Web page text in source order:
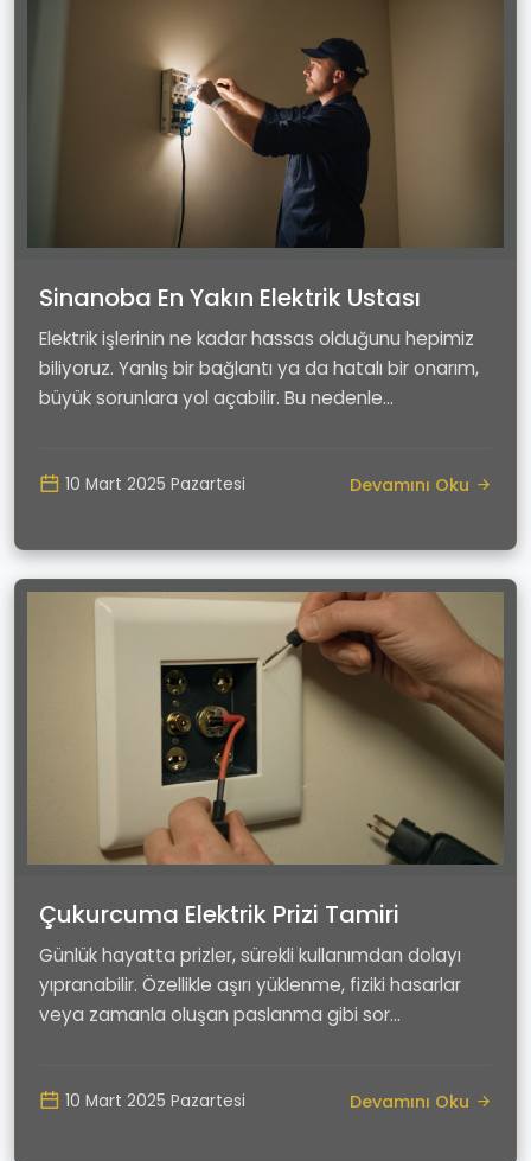
Sinanoba En Yakın Elektrik Ustası
Elektrik işlerinin ne kadar hassas olduğunu hepimiz
biliyoruz. Yanlış bir bağlantı ya da hatalı bir onarım,
büyük sorunlara yol açabilir. Bu nedenle...
10 Mart 2025 Pazartesi Devamını Oku
Çukurcuma Elektrik Prizi Tamiri
Günlük hayatta prizler, sürekli kullanımdan dolayı
yıpranabilir. Özellikle aşırı yüklenme, fiziki hasarlar
veya zamanla oluşan paslanma gibi sor...
10 Mart 2025 Pazartesi Devamını Oku